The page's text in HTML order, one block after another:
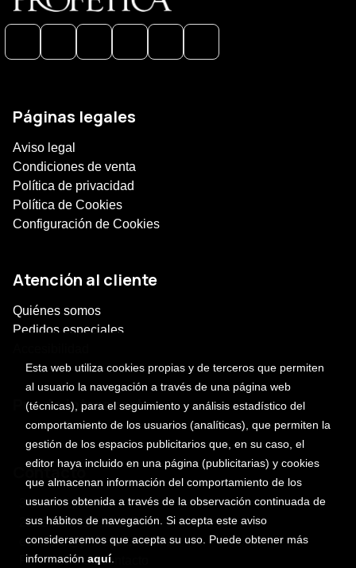
Páginas legales
Aviso legal
Condiciones de venta
Política de privacidad
Política de Cookies
Configuración de Cookies
Atención al cliente
Quiénes somos
Pedidos especiales
Puede interesarte
Contacto
3 sur 701, centro
2222469101 ext. 118
escalera@profetica.com.mx
Formulario de contacto
Esta web utiliza cookies propias y de terceros que permiten
al usuario la navegación a través de una página web
(técnicas), para el seguimiento y análisis estadístico del
comportamiento de los usuarios (analíticas), que permiten la
gestión de los espacios publicitarios que, en su caso, el
editor haya incluido en una página (publicitarias) y cookies
que almacenan información del comportamiento de los
usuarios obtenida a través de la observación continuada de
sus hábitos de navegación. Si acepta este aviso
consideraremos que acepta su uso. Puede obtener más
información aquí.